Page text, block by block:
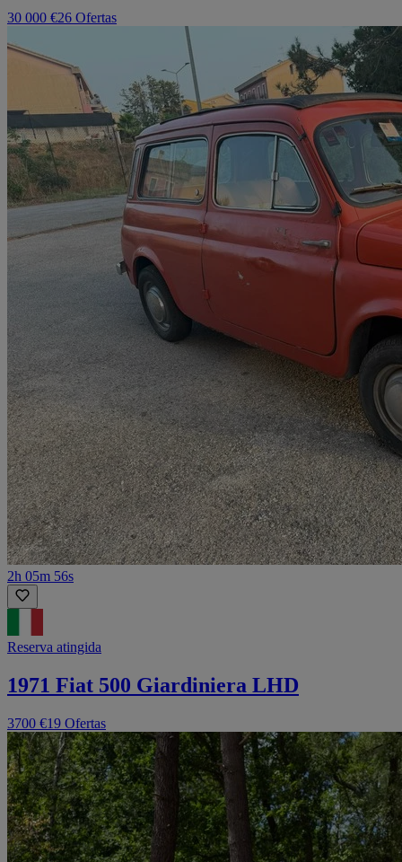
30 000 €26 Ofertas
2h 05m 56s
Reserva atingida
1971 Fiat 500 Giardiniera LHD
3700 €19 Ofertas